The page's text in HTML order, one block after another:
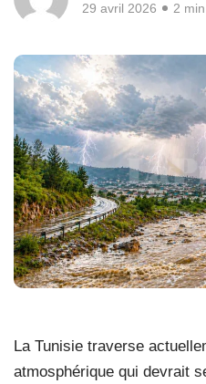
29 avril 2026 2
La Tunisie traverse
atmosphérique qui devrait